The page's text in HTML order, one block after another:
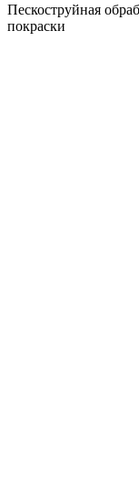
Пескоструйная
покраски